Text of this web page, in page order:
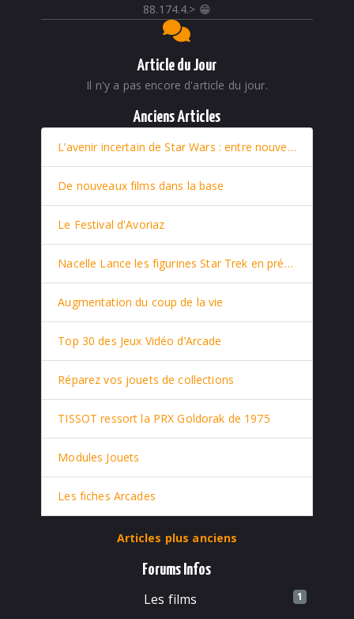
88.174.4.> 😁
Article du Jour
Il n'y a pas encore d'article du jour.
Anciens Articles
L’avenir incertain de Star Wars : entre nouveaux films et retour stratégique de Rey
De nouveaux films dans la base
Le Festival d'Avoriaz
Nacelle Lance les figurines Star Trek en prévente
Augmentation du coup de la vie
Top 30 des Jeux Vidéo d’Arcade
Réparez vos jouets de collections
TISSOT ressort la PRX Goldorak de 1975
Modules Jouets
Les fiches Arcades
Articles plus anciens
Forums Infos
Les films 1